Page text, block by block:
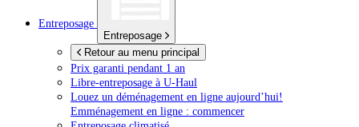
Entreposage
Entreposage
Retour au menu principal
Prix garanti pendant 1 an
Libre-entreposage à U-Haul
Louez un déménagement en ligne aujourd’hui!
Emménagement en ligne : commencer